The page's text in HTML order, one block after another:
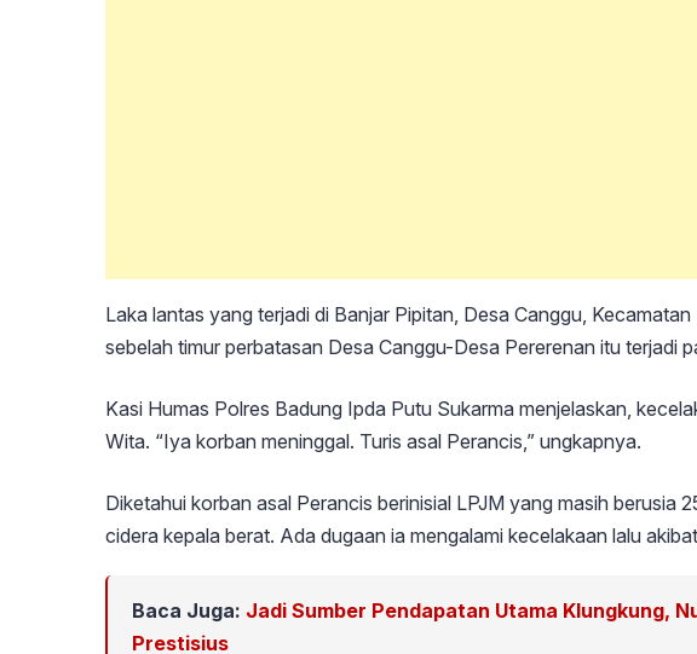
Laka lantas yang terjadi di Banjar Pipitan, Desa Canggu,
sebelah timur perbatasan Desa Canggu-Desa Pererenan itu terjadi
Kasi Humas Polres Badung Ipda Putu Sukarma menjelaskan,
Wita. “Iya korban meninggal. Turis asal Perancis,” ungkapnya.
Diketahui korban asal Perancis berinisial LPJM yang masih berusia
cidera kepala berat. Ada dugaan ia mengalami kecelakaan lalu
Baca Juga: Jadi Sumber Pendapatan Utama Klungkung,
Prestisius